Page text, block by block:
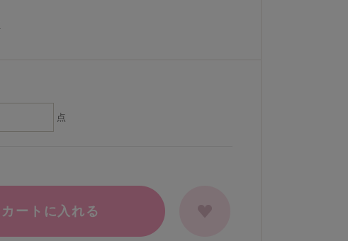
点
カートに入れる